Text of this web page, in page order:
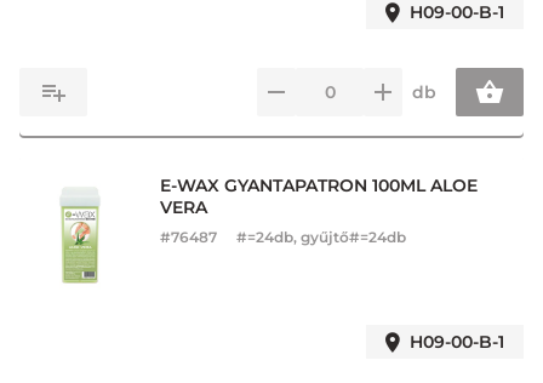
H09-00-B-1
db
E-WAX GYANTAPATRON 100ML ALOE
VERA
#76487 #=24db, gyűjtő#=24db
H09-00-B-1